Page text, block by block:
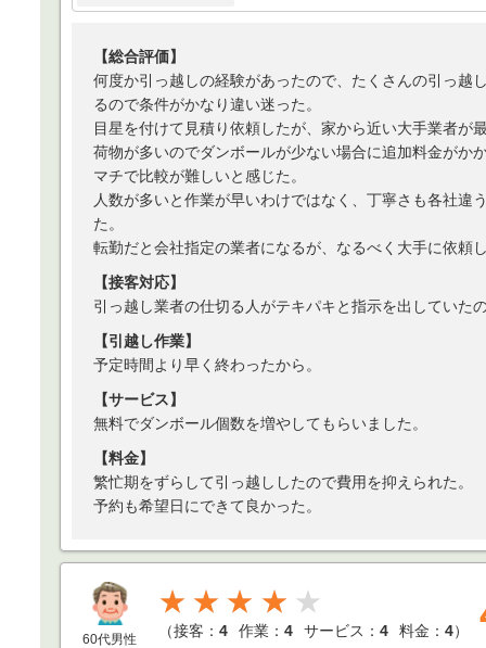
【総合評価】
何度か引っ越しの経験があったので、たくさんの引っ越
るので条件がかなり違い迷った。
目星を付けて見積り依頼したが、家から近い大手業者が
荷物が多いのでダンボールが少ない場合に追加料金がか
マチで比較が難しいと感じた。
人数が多いと作業が早いわけではなく、丁寧さも各社
た。
転勤だと会社指定の業者になるが、なるべく大手に依頼
【接客対応】
引っ越し業者の仕切る人がテキパキと指示を出していた
【引越し作業】
予定時間より早く終わったから。
【サービス】
無料でダンボール個数を増やしてもらいました。
【料金】
繁忙期をずらして引っ越ししたので費用を抑えられた。
予約も希望日にできて良かった。
60代男性
★★★★
（接客： 4 作業： 4 サービス： 4 料金： 4）